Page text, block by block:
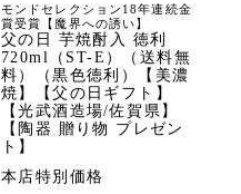
モンドセレクション18年連続金
賞受賞【魔界への誘い】
父の日 芋焼酎入 徳利
720ml（ST-E）（送料無
料）（黒色徳利）【美濃
焼】【父の日ギフト】
【光武酒造場/佐賀県】
【陶器 贈り物 プレゼン
ト】
本店特別価格